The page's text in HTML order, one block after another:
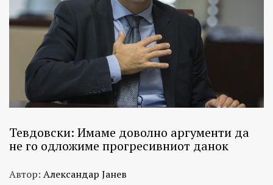
Тевдовски: Имаме доволно аргументи да
не го одложиме прогресивниот данок
Автор: Александар Јанев